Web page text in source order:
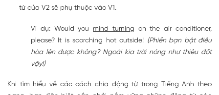
từ của V2 sẽ phụ thuộc vào V1.
Ví dụ: Would you mind turning on the air conditioner,
please? It is scorching hot outside! (Phiền bạn bật điều
hòa lên được không? Ngoài kia trời nóng như thiêu đốt
vậy!)
Khi tìm hiểu về các cách chia động từ trong Tiếng Anh theo